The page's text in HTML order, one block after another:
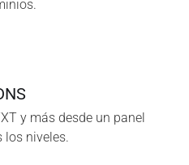
y más desde un panel
los niveles.